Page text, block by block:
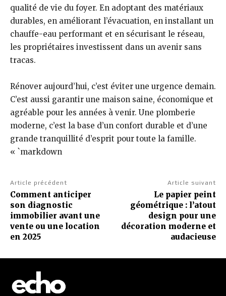
qualité de vie du foyer. En adoptant des matériaux
durables, en améliorant l’évacuation, en installant un
chauffe-eau performant et en sécurisant le réseau,
les propriétaires investissent dans un avenir sans
tracas.
Rénover aujourd’hui, c’est éviter une urgence demain.
C’est aussi garantir une maison saine, économique et
agréable pour les années à venir. Une plomberie
moderne, c’est la base d’un confort durable et d’une
grande tranquillité d’esprit pour toute la famille.
« `markdown
Article précédent
Comment anticiper
son diagnostic
immobilier avant une
vente ou une location
en 2025
Article suivant
Le papier peint
géométrique : l’atout
design pour une
décoration moderne et
audacieuse